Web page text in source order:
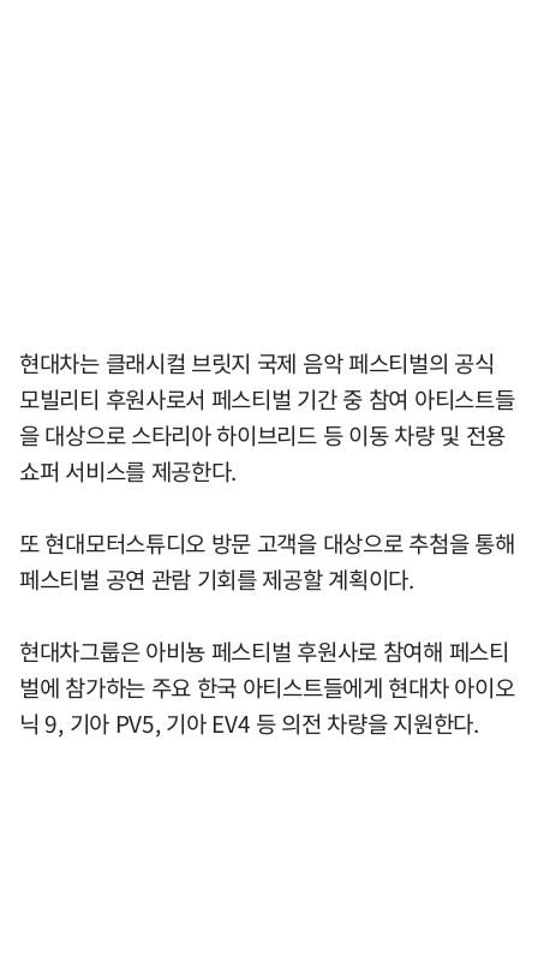
현대차는 클래시컬 브릿지 국제 음악 페스티벌의 공식
모빌리티 후원사로서 페스티벌 기간 중 참여 아티스트들
을 대상으로 스타리아 하이브리드 등 이동 차량 및 전용
쇼퍼 서비스를 제공한다.
또 현대모터스튜디오 방문 고객을 대상으로 추첨을 통해
페스티벌 공연 관람 기회를 제공할 계획이다.
현대차그룹은 아비뇽 페스티벌 후원사로 참여해 페스티
벌에 참가하는 주요 한국 아티스트들에게 현대차 아이오
닉 9, 기아 PV5, 기아 EV4 등 의전 차량을 지원한다.